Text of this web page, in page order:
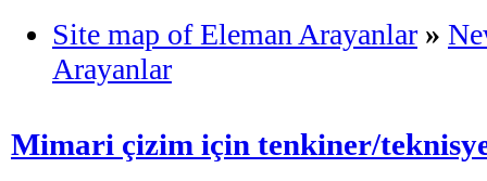
Site map of Eleman Arayanlar »
Arayanlar
Mimari çizim için tenkiner/